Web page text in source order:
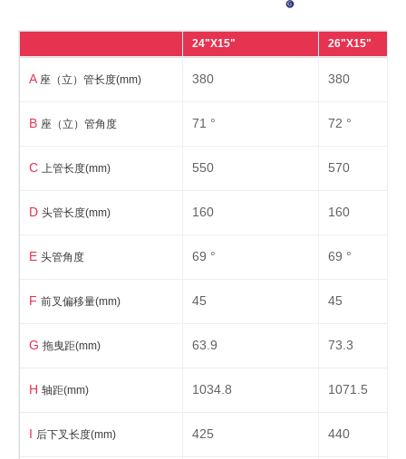
标配泥除、链盖、停车架、货架
24"X15" 26"X15"
A 座（立）管长度(mm) 380 380
B 座（立）管角度 71 ° 72 °
C 上管长度(mm) 550 570
D 头管长度(mm) 160 160
E 头管角度 69 ° 69 °
F 前叉偏移量(mm) 45 45
G 拖曳距(mm) 63.9 73.3
H 轴距(mm) 1034.8 1071.5
I 后下叉长度(mm) 425 440